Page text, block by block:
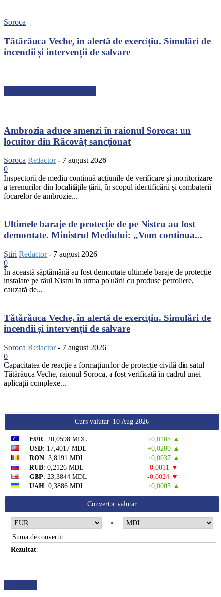
Soroca
Tătărăuca Veche, în alertă de exercițiu. Simulări de
incendii și intervenții de salvare
Ambrozia aduce amenzi în raionul Soroca: un
locuitor din Răcovăț sancționat
Soroca Redactor - 7 august 2026
0
Inspectorii de mediu continuă acțiunile de verificare și monitorizare
a terenurilor din localitățile țării, în scopul identificării și combaterii
focarelor de ambrozie...
Ultimele baraje de protecție de pe Nistru au fost
demontate. Ministrul Mediului: „Vom continua...
Știri Redactor - 7 august 2026
0
În această săptămână au fost demontate ultimele baraje de protecție
instalate pe râul Nistru în urma poluării cu produse petroliere,
cauzată de...
Tătărăuca Veche, în alertă de exercițiu. Simulări de
incendii și intervenții de salvare
Soroca Redactor - 7 august 2026
0
Capacitatea de reacție a formațiunilor de protecție civilă din satul
Tătărăuca Veche, raionul Soroca, a fost verificată în cadrul unei
aplicații complexe...
Curs valutar: 10 Aug 2026
EUR: 20,0598 MDL
+0,0105 ▲
USD: 17,4017 MDL
+0,0280 ▲
RON: 3,8191 MDL
+0,0037 ▲
RUB: 0,2126 MDL
-0,0011 ▼
GBP: 23,3844 MDL
-0,0024 ▼
UAH: 0,3886 MDL +0,0005 ▲
Convertor valutar
»
Rezultat: -